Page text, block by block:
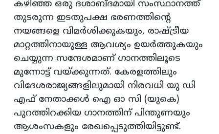
കഴിഞ്ഞ ഒരു ദശാബ്ദമായി സംസ്ഥാനത്ത്
തുടരുന്ന ഇടതുപക്ഷ ഭരണത്തിന്റെ
നയങ്ങളെ വിമര്‍ശിക്കുകയും, രാഷ്ട്രീയ
മാറ്റത്തിനായുള്ള ആവശ്യം ഉയര്‍ത്തുകയും
ചെയ്യുന്ന സന്ദേശമാണ് ഗാനത്തിലൂടെ
മുന്നോട്ട് വയ്ക്കുന്നത്. കേരളത്തിലും
വിദേശരാജ്യങ്ങളിലുമായി നിരവധി യു ഡി
എഫ് നേതാക്കള്‍ ഐ ഓ സി (യുകെ)
പുറത്തിറക്കിയ ഗാനത്തിന് പിന്തുണയും
ആശംസകളും രേഖപ്പെടുത്തിയിട്ടുണ്ട്.